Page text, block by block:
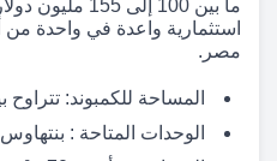
ما بين 100 إلى
استثمارية واعدة في واحدة
مصر.
المساحة للكمبوند: تتراوح بين 278 و 285
الوحدات المتاحة :